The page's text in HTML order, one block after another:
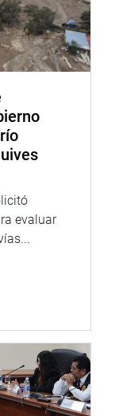
evaluar